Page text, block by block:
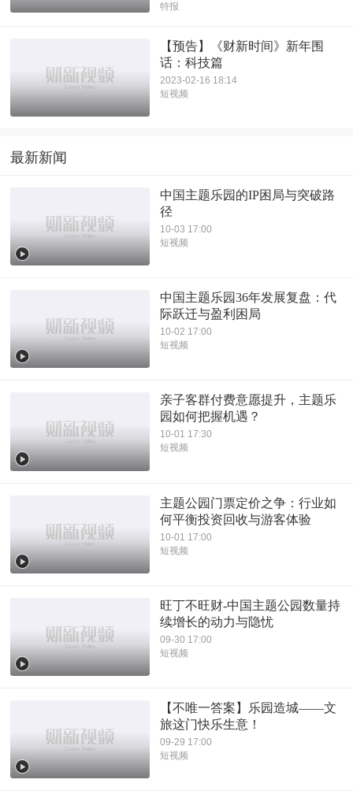
特报
【预告】《财新时间》新年围
话：科技篇
2023-02-16 18:14
短视频
最新新闻
中国主题乐园的IP困局与突破路
径
10-03 17:00
短视频
中国主题乐园36年发展复盘：代
际跃迁与盈利困局
10-02 17:00
短视频
亲子客群付费意愿提升，主题乐
园如何把握机遇？
10-01 17:30
短视频
主题公园门票定价之争：行业如
何平衡投资回收与游客体验
10-01 17:00
短视频
旺丁不旺财-中国主题公园数量持
续增长的动力与隐忧
09-30 17:00
短视频
【不唯一答案】乐园造城——文
旅这门快乐生意！
09-29 17:00
短视频